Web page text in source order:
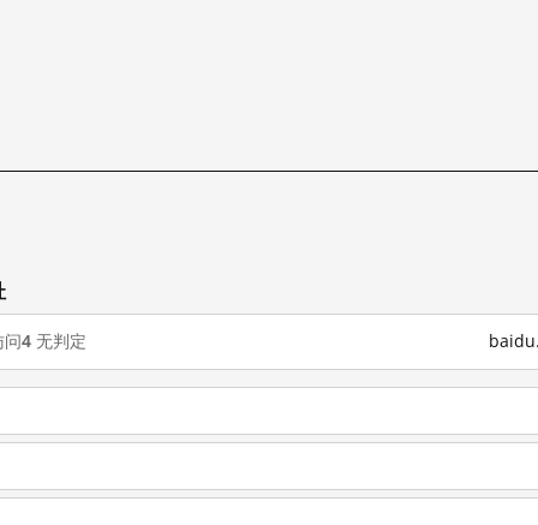
问4 无判定